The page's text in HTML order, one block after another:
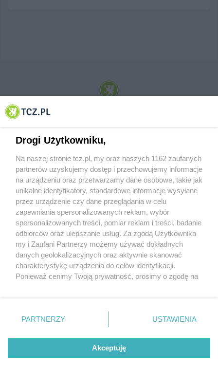
© 2001-2026 Tczew - TCZ.PL Sp. z o.o. Internetowy Serwis Informacyjny Miasta
O FIRMIE POLITYKA PRYWATNOŚCI HOSTING
REKLAMA WSPÓŁPRACA RSS FACEBOOK KONTAKT
Nasze serwisy
Aktualności
Tcz24
Historia miasta
Muzyka i kultura
Archiwum wydarzeń
Zdjęcia miasta
Drogi Użytkowniku,
Na naszej stronie tcz.pl, my oraz naszych 1162 zaufanych
partnerów uzyskujemy dostęp i przechowujemy informacje
na urządzeniu oraz przetwarzamy dane osobowe, takie jak
unikalne identyfikatory, standardowe informacje wysyłane
przez urządzenie czy dane przeglądania w celu
zapewniania spersonalizowanych reklam, wybór
spersonalizowanych treści, pomiar reklam i treści, badanie
odbiorców oraz ulepszanie usług. Za zgodą Użytkownika
my i Zaufani Partnerzy możemy używać dokładnych
danych geolokalizacyjnych oraz aktywnie skanować
charakterystykę urządzenia do celów identyfikacji.
Ponieważ cenimy Twoją prywatność, prosimy o zgodę na
znajdujący się w lewym dolnym rogu strony
. Niektóre
przetwarzaniu. Preferencje będą miały zastosowania tylko
PARTNERZY USTAWIENIA
Akceptuję